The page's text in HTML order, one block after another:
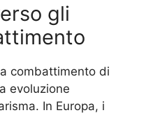
gli
combattimento di
evoluzione
In Europa, i